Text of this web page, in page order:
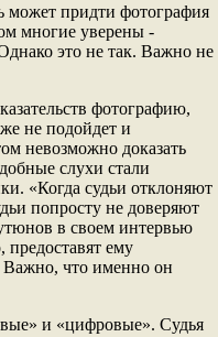
может придти фотография
многие уверены -
это не так. Важно не
фотографию,
не подойдет и
невозможно доказать
слухи стали
«Когда судьи отклоняют
попросту не доверяют
в своем интервью
ему
Важно, что именно он
и «цифровые». Судья